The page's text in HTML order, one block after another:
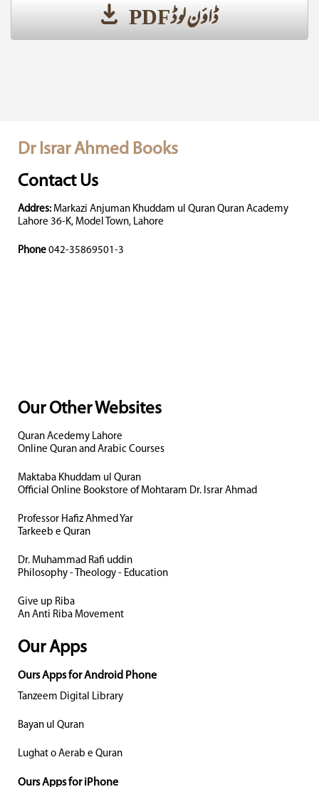
ڈاؤن لوڈ PDF
Dr Israr Ahmed Books
Contact Us
Addres: Markazi Anjuman Khuddam ul Quran Quran Academy
Lahore 36-K, Model Town, Lahore
Phone 042-35869501-3
Our Other Websites
Quran Acedemy Lahore
Online Quran and Arabic Courses
Maktaba Khuddam ul Quran
Official Online Bookstore of Mohtaram Dr. Israr Ahmad
Professor Hafiz Ahmed Yar
Tarkeeb e Quran
Dr. Muhammad Rafi uddin
Philosophy - Theology - Education
Give up Riba
An Anti Riba Movement
Our Apps
Ours Apps for Android Phone
Tanzeem Digital Library
Bayan ul Quran
Lughat o Aerab e Quran
Ours Apps for iPhone